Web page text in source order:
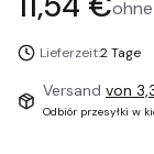
Lieferzeit:2 Tage
Versand von
Odbiór przesyłki w